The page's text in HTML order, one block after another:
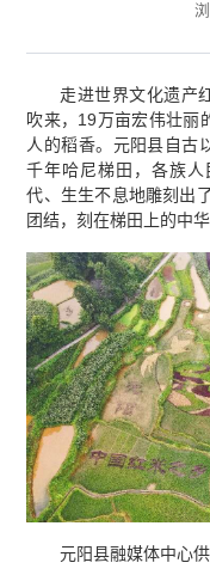
走进世界文化遗产
吹来，19万亩宏伟壮丽
人的稻香。元阳县自
千年哈尼梯田，各族
代、生生不息地雕刻出
团结，刻在梯田上的中华
元阳县融媒体中心